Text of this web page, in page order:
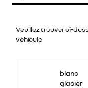
Veuillez trouver ci-
véhicule
blanc
glacier